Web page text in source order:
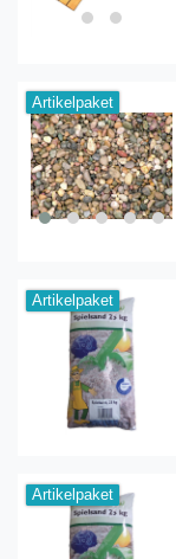
Artikelpaket
Artikelpaket
Artikelpaket